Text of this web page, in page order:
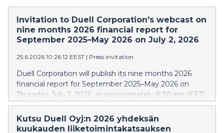
Invitation to Duell Corporation's webcast on
nine months 2026 financial report for
September 2025–May 2026 on July 2, 2026
25.6.2026 10:26:12 EEST | Press invitation
Duell Corporation will publish its nine months 2026
financial report for September 2025–May 2026 on
Thursday, July 2, 2026, at approximately 8:30 am (EET).
Webcast for investors, analysts and media will be held
on the same day at 10:30 am (EET). In the webcast,
the financial report will be presented by Tomi Virtanen,
Kutsu Duell Oyj:n 2026 yhdeksän
kuukauden liiketoimintakatsauksen